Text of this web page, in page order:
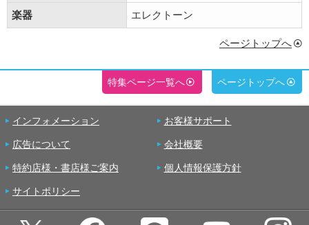
楽器 エレクトーン
ページトップへ
特集ページ一覧へ ページトップへ
インフォメーション お客様サポート
広告について 会社概要
特約店様・書店様ご案内 個人情報保護方針
サイトポリシー